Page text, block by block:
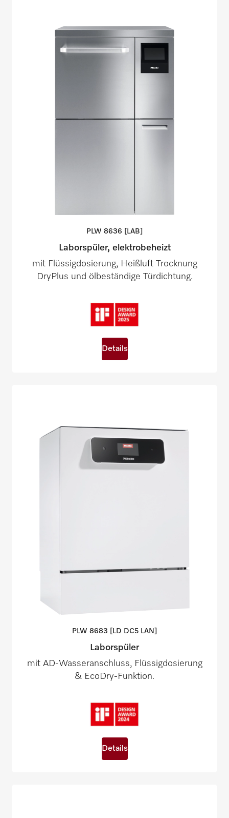
PLW 8636 [LAB]
Laborspüler, elektrobeheizt
mit Flüssigdosierung, Heißluft Trocknung
DryPlus und ölbeständige Türdichtung.
Details
PLW 8683 [LD DC5 LAN]
Laborspüler
mit AD-Wasseranschluss, Flüssigdosierung
& EcoDry-Funktion.
Details